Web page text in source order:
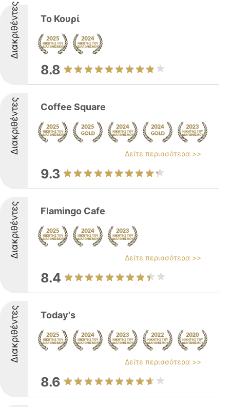
Διακριθέντες Το Κουρί
8.8
Διακριθέντες Coffee Square
Δείτε περισσότερα >>
9.3
Διακριθέντες Flamingo Cafe
Δείτε περισσότερα >>
8.4
Διακριθέντες Today's
Δείτε περισσότερα >>
8.6